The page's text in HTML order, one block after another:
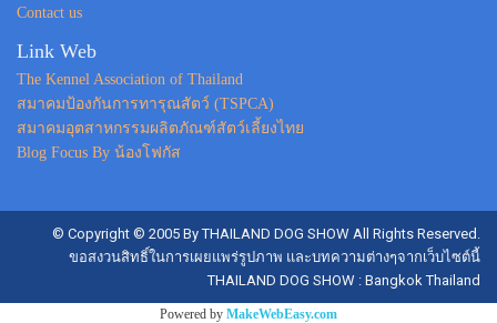
Contact us
Link Web
The Kennel Association of Thailand
สมาคมป้องกันการทารุณสัตว์ (TSPCA)
สมาคมอุตสาหกรรมผลิตภัณฑ์สัตว์เลี้ยงไทย
Blog Focus By น้องโฟกัส
© Copyright © 2005 By THAILAND DOG SHOW All Rights Reserved.
ขอสงวนสิทธิ์ในการเผยแพร่รูปภาพ และบทความต่างๆจากเว็บไซต์นี้
THAILAND DOG SHOW : Bangkok Thailand
Powered by MakeWebEasy.com